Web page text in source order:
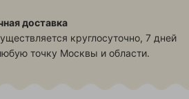
доставка
круглосуточно, 7 дней
точку Москвы и области.